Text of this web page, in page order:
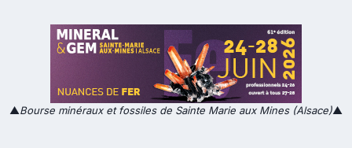
▲Bourse minéraux et fossiles de Sainte Marie aux Mines (Alsace)▲